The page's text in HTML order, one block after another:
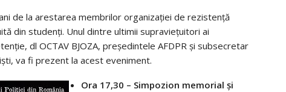
de la arestarea membrilor organizației de rezistență
din studenți. Unul dintre ultimii supraviețuitori ai
dl OCTAV BJOZA, președintele AFDPR și subsecretar
va fi prezent la acest eveniment.
Ora 17,30 – Simpozion memorial și